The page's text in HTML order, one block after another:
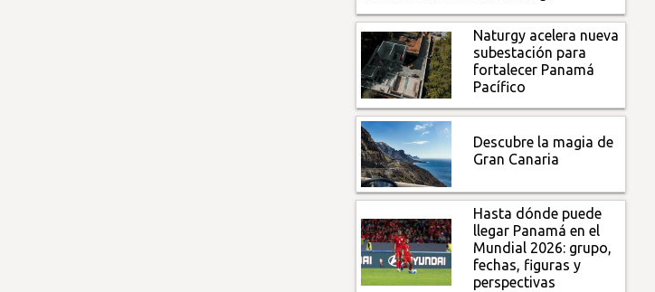
Naturgy acelera nueva
subestación para
fortalecer Panamá
Pacífico
Descubre la magia de
Gran Canaria
Hasta dónde puede
llegar Panamá en el
Mundial 2026: grupo,
fechas, figuras y
perspectivas